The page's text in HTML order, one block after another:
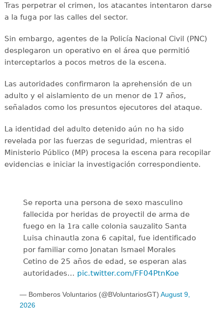
Tras perpetrar el crimen, los atacantes intentaron darse
a la fuga por las calles del sector.
Sin embargo, agentes de la Policía Nacional Civil (PNC)
desplegaron un operativo en el área que permitió
interceptarlos a pocos metros de la escena.
Las autoridades confirmaron la aprehensión de un
adulto y el aislamiento de un menor de 17 años,
señalados como los presuntos ejecutores del ataque.
La identidad del adulto detenido aún no ha sido
revelada por las fuerzas de seguridad, mientras el
Ministerio Público (MP) procesa la escena para recopilar
evidencias e iniciar la investigación correspondiente.
Se reporta una persona de sexo masculino
fallecida por heridas de proyectil de arma de
fuego en la 1ra calle colonia sauzalito Santa
Luisa chinautla zona 6 capital, fue identificado
por familiar como Jonatan Ismael Morales
Cetino de 25 años de edad, se esperan alas
autoridades… pic.twitter.com/FF04PtnKoe
— Bomberos Voluntarios (@BVoluntariosGT) August 9,
2026